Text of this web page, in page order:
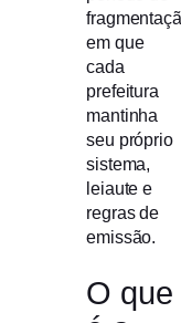
em que
cada
prefeitura
mantinha
seu próprio
sistema,
leiaute e
regras de
emissão.
O que